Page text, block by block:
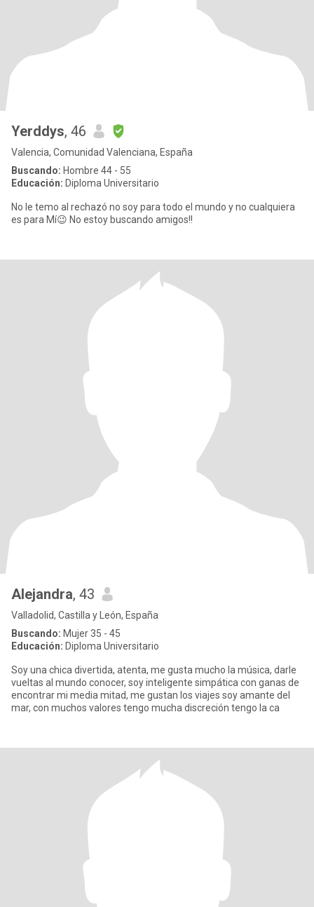
Yerddys, 46
Valencia, Comunidad Valenciana, España
Buscando: Hombre 44 - 55
Educación: Diploma Universitario
No le temo al rechazó no soy para todo el mundo y no cualquiera
es para Mí😉 No estoy buscando amigos!!
Alejandra, 43
Valladolid, Castilla y León, España
Buscando: Mujer 35 - 45
Educación: Diploma Universitario
Soy una chica divertida, atenta, me gusta mucho la música, darle
vueltas al mundo conocer, soy inteligente simpática con ganas de
encontrar mi media mitad, me gustan los viajes soy amante del
mar, con muchos valores tengo mucha discreción tengo la ca